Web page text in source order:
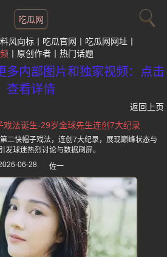
吃瓜网
风向标 吃瓜官网
吃瓜网网址
原创作者 热门话题
多内部图片和独家视频：点击
查看详情
返回上页
戏法诞生-29岁金球先生连创7大纪录
二快帽子戏法，连创7大纪录，展现巅峰状态与
发球迷热烈讨论与数据刷屏。
06-28
佐一